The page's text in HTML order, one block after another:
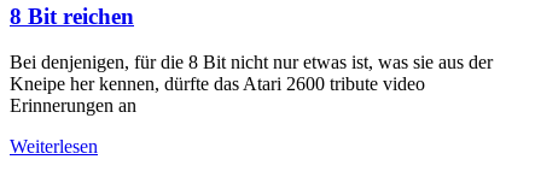
8 Bit reichen
Bei denjenigen, für die 8 Bit nicht nur etwas ist, was sie aus der
Kneipe her kennen, dürfte das Atari 2600 tribute video
Erinnerungen an
Weiterlesen